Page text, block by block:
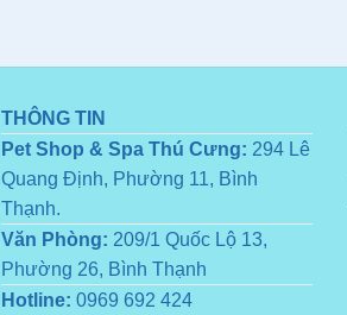
THÔNG TIN
Pet Shop & Spa Thú Cưng: 294 Lê
Quang Định, Phường 11, Bình
Thạnh.
Văn Phòng: 209/1 Quốc Lộ 13,
Phường 26, Bình Thạnh
Hotline: 0969 692 424